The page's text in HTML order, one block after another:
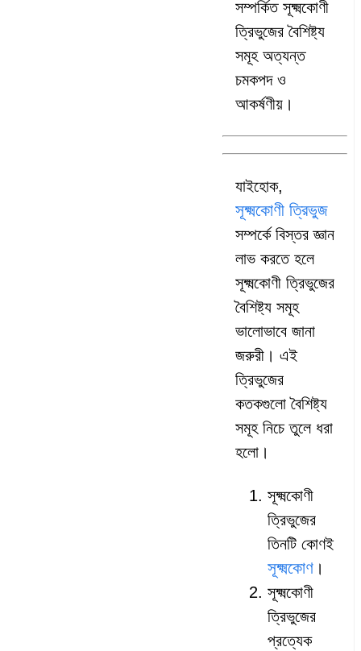
সম্পর্কিত সূক্ষ্মকোণী
ত্রিভুজের বৈশিষ্ট্য
সমূহ অত্যন্ত
চমকপদ ও
আকর্ষণীয়।
যাইহোক,
সূক্ষ্মকোণী ত্রিভুজ
সম্পর্কে বিস্তর জ্ঞান
লাভ করতে হলে
সূক্ষ্মকোণী ত্রিভুজের
বৈশিষ্ট্য সমূহ
ভালোভাবে জানা
জরুরী। এই
ত্রিভুজের
কতকগুলো বৈশিষ্ট্য
সমূহ নিচে তুলে ধরা
হলো।
সূক্ষ্মকোণী
ত্রিভুজের
তিনটি কোণই
সূক্ষ্মকোণ ।
সূক্ষ্মকোণী
ত্রিভুজের
প্রত্যেক